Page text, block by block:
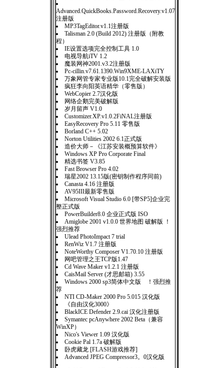
Advanced.QuickBooks.Password.Recovery.v1.07
注册版
MP3TagEditor.v1.1注册版
Talisman 2.0 (Build 2012) 注册版（附教
程）
IE设置选项完全控制工具 1.0
电视导航iTV 1.2
魔装网神2001.v3.2注册版
Pc-cillin.v7.61.1390.Win9XME-LAXiTY
万象网管专家专业版10.1完全破解安装版
疯狂李向阳英语精华（零售版）
WebCopier 2.7汉化版
网络企鹅完美破解版
岁月留声 V1.0
Customizer.XP.v1.0.2FiNAL注册版
EasyRecovery Pro 5.11 零售版
Borland C++ 5.02
Norton Utilities 2002 6.1正式版
造价大师－《江苏安装概预算软件》
Windows XP Pro Corporate Final
精选书签 V3.85
Fast Browser Pro 4.02
瑞星2002 13.15版(密钥制作程序同前)
Canasta 4.16 注册版
AV95III最新零售版
Microsoft Visual Studio 6.0 [带SP5]企业完
整正式版
PowerBuilder8.0 企业正式版 ISO
Amiglobe 2001 v1.0.0 世界地图 破解版 ！
强烈推荐
Ulead PhotoImpact 7 trial
RenWiz V1.7 注册版
NoteWorthy Composer V1.70.10 注册版
网吧管理之王TCP版1.47
Cd Wave Maker v1.2.1 注册版
CaisMail Server (才思邮箱) 3.55
Windows 2000 sp3简体中文版 ！强烈推
荐
NTI CD-Maker 2000 Pro 5.015 汉化版
《自由汉化3000》
BlackICE Defender 2.9.cai 汉化注册版
Symantec pcAnywhere 2002 Beta（兼容
WinXP）
Nico's Viewer 1.09 汉化版
Cookie Pal 1.7a 破解版
卧虎藏龙 [FLASH游戏推荐]
Advanced JPEG Compressor3。0汉化版